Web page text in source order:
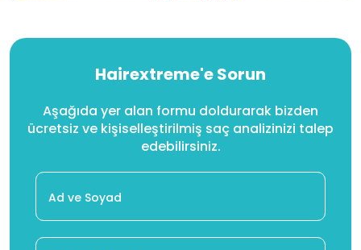
Hairextreme'e Sorun
Aşağıda yer alan formu doldurarak bizden
ücretsiz ve kişiselleştirilmiş saç analizinizi talep
edebilirsiniz.